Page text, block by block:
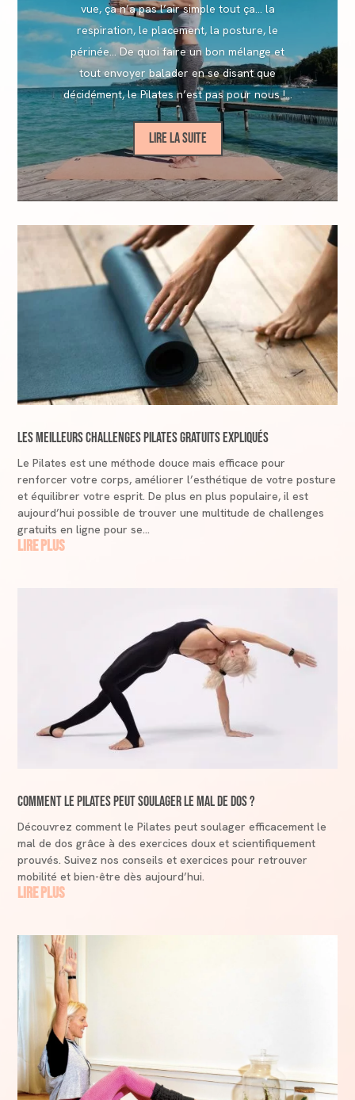
vue, ça n’a pas l’air simple tout ça… la
respiration, le placement, la posture, le
périnée… De quoi faire un bon mélange et
tout envoyer balader en se disant que
décidément, le Pilates n’est pas pour nous !...
Lire la suite
Les Meilleurs Challenges Pilates Gratuits Expliqués
Le Pilates est une méthode douce mais efficace pour
renforcer votre corps, améliorer l’esthétique de votre posture
et équilibrer votre esprit. De plus en plus populaire, il est
aujourd’hui possible de trouver une multitude de challenges
gratuits en ligne pour se...
lire plus
Comment le Pilates peut soulager le mal de dos ?
Découvrez comment le Pilates peut soulager efficacement le
mal de dos grâce à des exercices doux et scientifiquement
prouvés. Suivez nos conseils et exercices pour retrouver
mobilité et bien-être dès aujourd’hui.
lire plus